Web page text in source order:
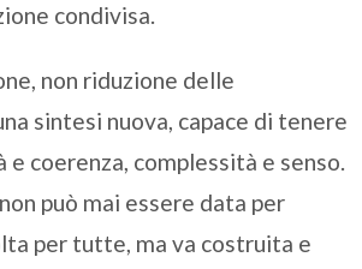
condivisa.
non riduzione delle
sintesi nuova, capace di tenere
coerenza, complessità e senso.
può mai essere data per
per tutte, ma va costruita e